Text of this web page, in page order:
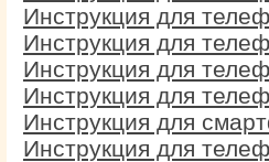
Инструкция для
Инструкция для
Инструкция для
Инструкция для
Инструкция для
Инструкция для